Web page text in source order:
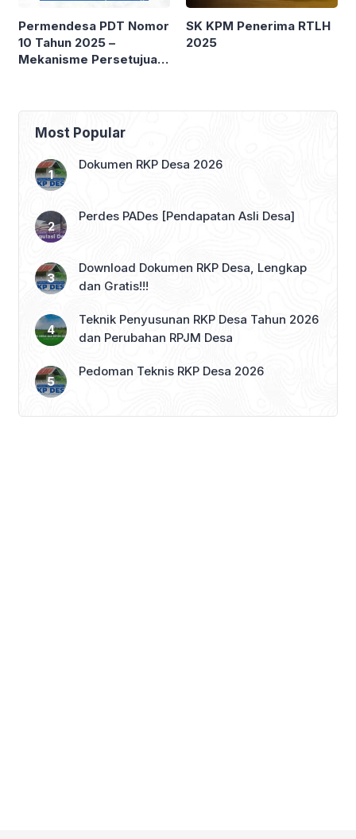
Permendesa PDT Nomor
10 Tahun 2025 –
Mekanisme Persetujuan
Koperasi Desa Merah
Putih
SK KPM Penerima RTLH
2025
Most Popular
Dokumen RKP Desa 2026
Perdes PADes [Pendapatan Asli Desa]
Download Dokumen RKP Desa, Lengkap
dan Gratis!!!
Teknik Penyusunan RKP Desa Tahun 2026
dan Perubahan RPJM Desa
Pedoman Teknis RKP Desa 2026